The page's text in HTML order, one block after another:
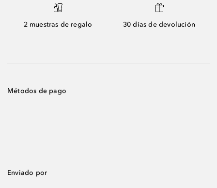
2 muestras de regalo 30 días de devolución
Métodos de pago
Enviado por